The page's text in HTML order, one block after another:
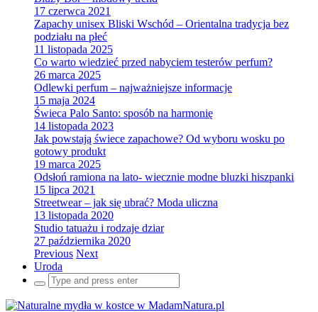
17 czerwca 2021
Zapachy unisex Bliski Wschód – Orientalna tradycja bez
podziału na płeć
11 listopada 2025
Co warto wiedzieć przed nabyciem testerów perfum?
26 marca 2025
Odlewki perfum – najważniejsze informacje
15 maja 2024
Świeca Palo Santo: sposób na harmonię
14 listopada 2023
Jak powstają świece zapachowe? Od wyboru wosku po
gotowy produkt
19 marca 2025
Odsłoń ramiona na lato- wiecznie modne bluzki hiszpanki
15 lipca 2021
Streetwear – jak się ubrać? Moda uliczna
13 listopada 2020
Studio tatuażu i rodzaje dziar
27 października 2020
Previous Next
Uroda
Search
for: